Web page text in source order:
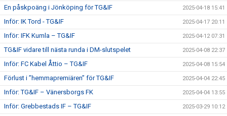
En påskpoäng i Jönköping för TG&IF 2025-04-18 15:41
Inför: IK Tord - TG&IF 2025-04-17 20:11
Inför: IFK Kumla – TG&IF 2025-04-12 07:31
TG&IF vidare till nästa runda i DM-slutspelet 2025-04-08 22:37
Inför: FC Kabel Åttio – TG&IF 2025-04-08 15:54
Förlust i ”hemmapremiären” för TG&IF 2025-04-04 22:45
Inför: TG&IF – Vänersborgs FK 2025-04-04 13:55
Inför: Grebbestads IF – TG&IF 2025-03-29 10:12